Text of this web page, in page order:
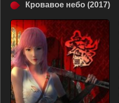
Кровавое небо (2017)